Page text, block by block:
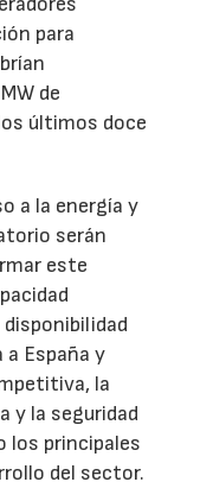
para
de
últimos doce
a la energía y
serán
este
disponibilidad
España y
la
y la seguridad
los principales
del sector.